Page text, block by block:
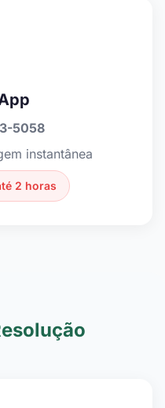
5058
instantânea
2 horas